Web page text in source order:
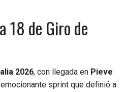
18 de Giro de
2026, con llegada en Pieve
sprint que definió a